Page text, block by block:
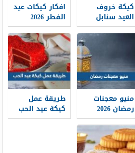
كيكة خروف
العيد سنابل
السلام ، طريقة
الحجز والطلب
افكار كيكات عيد
الفطر 2026
طريقة تحضير
كيكه عيد الفطر
المبارك
منيو معجنات
رمضان 2026
مكتوبة ل 30
يوم
طريقة عمل
كيكة عيد الحب
2026 خطوة